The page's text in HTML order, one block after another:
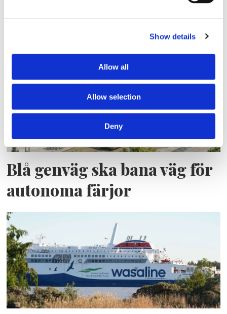
Show details
Allow all
Allow selection
Deny
Lars ”Lasse” Fransén
Blå genväg ska bana väg för
autonoma färjor